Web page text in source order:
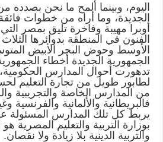
اليوم، وبينما ألمح ما نحن بصدده
الجديدة، وما أراه من خطوات فائقة
أوبرا مهيبة وفاخرة تليق بمصر
الفنون في المنطقة بدوائرها
الأوسط وحوض البحر الأبيض
الجمهورية الجديدة أخطاء
تدهورت أحوال المدارس
لطابور طويل من تجارة التعليم
من المدارس الخاصة والتجريبية
فالبريطانية والألمانية والفرنسية
يربط كل تلك المدارس المسئولة
بوزارة التربية والتعليم المصرية هو
والتربية الدينية بلا زيادة ولا نقصان.